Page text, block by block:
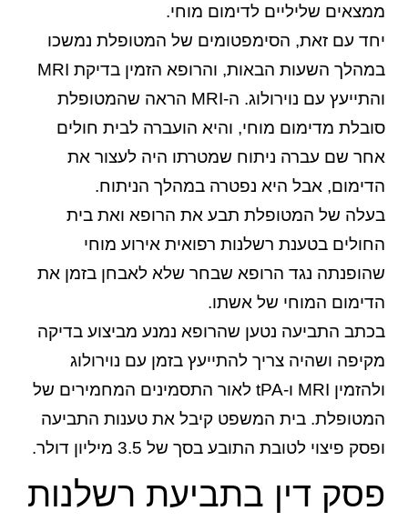
ממצאים שליליים לדימום מוחי.
יחד עם זאת, הסימפטומים של המטופלת נמשכו
במהלך השעות הבאות, והרופא הזמין בדיקת MRI
והתייעץ עם נוירולוג. ה-MRI הראה שהמטופלת
סובלת מדימום מוחי, והיא הועברה לבית חולים
אחר שם עברה ניתוח שמטרתו היה לעצור את
הדימום, אבל היא נפטרה במהלך הניתוח.
בעלה של המטופלת תבע את הרופא ואת בית
החולים בטענת רשלנות רפואית אירוע מוחי
שהופנתה נגד הרופא שבחר שלא לאבחן בזמן את
הדימום המוחי של אשתו.
בכתב התביעה נטען שהרופא נמנע מביצוע בדיקה
מקיפה ושהיה צריך להתייעץ בזמן עם נוירולוג
ולהזמין MRI ו-tPA לאור התסמינים המחמירים של
המטופלת. בית המשפט קיבל את טענות התביעה
ופסק פיצוי לטובת התובע בסך של 3.5 מיליון דולר.
פסק דין בתביעת רשלנות